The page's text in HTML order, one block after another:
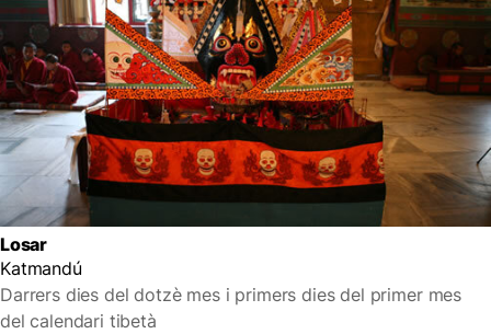
Losar
Katmandú
Darrers dies del dotzè mes i primers dies del primer mes
del calendari tibetà